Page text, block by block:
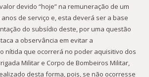
devido “hoje” na remuneração de um
anos de serviço e, esta deverá ser a base
do subsídio deste, por uma questão
a observância em evitar a
nítida que ocorrerá no poder aquisitivo dos
Militar e Corpo de Bombeiros Militar,
desta forma, pois, se não ocorresse